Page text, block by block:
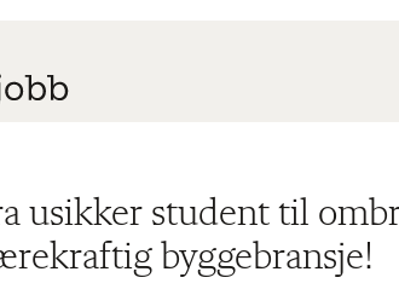
usikker student til
byggebransje!